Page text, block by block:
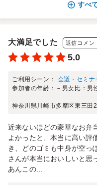
すべ
大満足でした 返信コメン
5.0
ご利用シーン： 会議・セミナ
参加者の年齢： － 男女比： 男
神奈川県川崎市多摩区東三田
近来ないほどの豪華なお弁
よかったと、本当に高い評
き、どのゴミも中身が空っ
さんが本当においしいと思
あんこの...